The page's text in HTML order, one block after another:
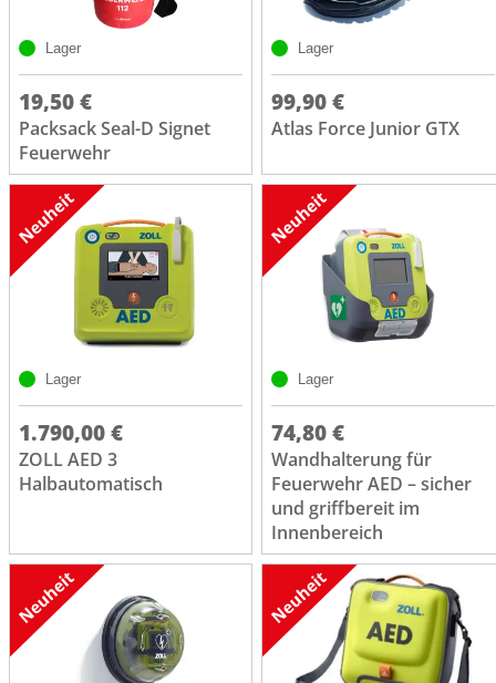
Lager
19,50 €
Packsack Seal-D Signet
Feuerwehr
Lager
99,90 €
Atlas Force Junior GTX
Lager
1.790,00 €
ZOLL AED 3
Halbautomatisch
Lager
74,80 €
Wandhalterung für
Feuerwehr AED – sicher
und griffbereit im
Innenbereich